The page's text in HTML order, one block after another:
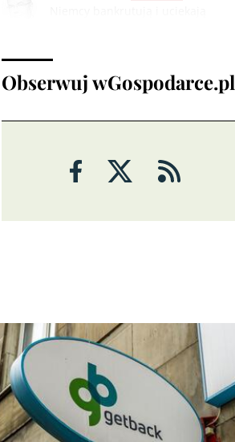
Analizy
Maciej Przygórzewski 6 sierpnia 2026
Ulga na rynkach: porozumienie
wokół Cieśniny Ormuz?
Michał Stajniak
ANALIZY
Obserwuj wGospodarce.pl